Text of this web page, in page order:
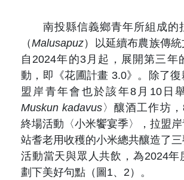
歷次會議記錄
與國史館共同出版品介紹
出版品查詢
本期內容
歷史期刊
訂閱電子報
徵稿說明
期刊查詢
相關連
南投縣信義鄉青年所組成的
（Malusapuz）以延續布農族傳統
自2024年的3月起，展開第三年
動，即《花圃計畫 3.0》。除了
盟岸青年會也於該年8月10日
Muskun kadavus 〉釀酒工作坊
終場活動〈小米饗宴季〉，拉盟
站耆老用收穫的小米總共釀造了
活動當天與眾人共飲，為2024年
劃下美好句點（圖1、2）。